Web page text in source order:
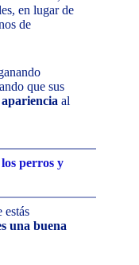
en lugar de
de
que sus
al
perros y
estás
una buena